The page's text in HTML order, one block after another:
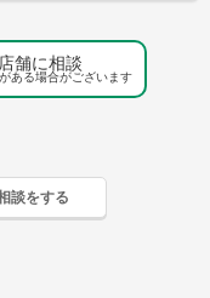
舗に相談
ある場合がございます
談をする